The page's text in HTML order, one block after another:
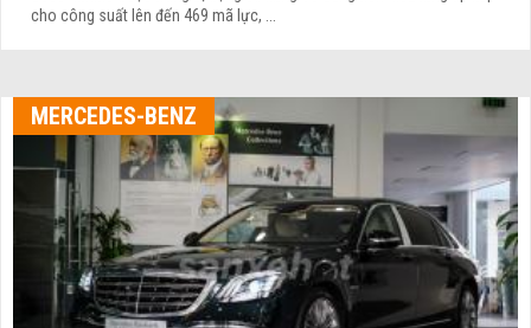
cho công suất lên đến 469 mã lực, ...
MERCEDES-BENZ